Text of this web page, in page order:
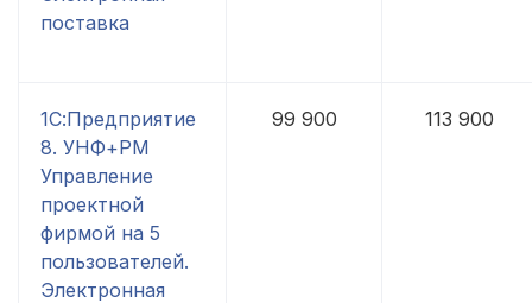
поставка
1С:Предприятие
8. УНФ+РМ
Управление
проектной
фирмой на 5
пользователей.
Электронная
99 900 113 900